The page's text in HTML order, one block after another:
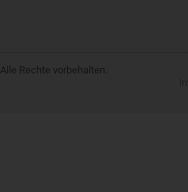
Alle Rechte vorbehalten.